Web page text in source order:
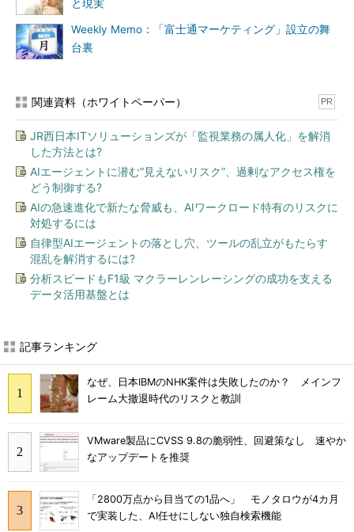
と現実
Weekly Memo：「富士通マーケティング」設立の舞
台裏
関連資料（ホワイトペーパー） PR
JR西日本ITソリューションズが「監視業務の属人化」を解消
した方法とは?
AIエージェントに潜む“見えないリスク”、過剰なアクセス権を
どう制御する?
AIの急速進化で新たな脅威も、AIワークロード特有のリスクに
対処するには
自律型AIエージェントの落とし穴、ツールの乱立がもたらす
混乱を解消するには?
分析スピードもF1級 マクラーレンレーシングの成功を支える
データ活用基盤とは
記事ランキング
なぜ、日本IBMのNHK案件は失敗したのか？ メインフ
レーム大撤退時代のリスクと教訓
VMware製品にCVSS 9.8の脆弱性、回避策なし 速やか
なアップデートを推奨
「2800万点から目当ての1品へ」 モノタロウが4カ月
で実装した、AI任せにしない独自検索機能